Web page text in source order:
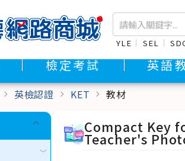
YLE SEL
檢定考試 英語
chevron_right 英檢認證 chevron_right KET chevron_right 教材
Compact Key
Teacher's